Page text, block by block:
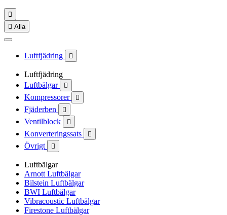

 Alla
Luftfjädring 
Luftfjädring
Luftbälgar

Kompressorer 
Fjäderben 
Ventilblock 
Konverteringssats 
Övrigt 
Luftbälgar
Arnott Luftbälgar
Bilstein Luftbälgar
BWI Luftbälgar
Vibracoustic Luftbälgar
Firestone Luftbälgar